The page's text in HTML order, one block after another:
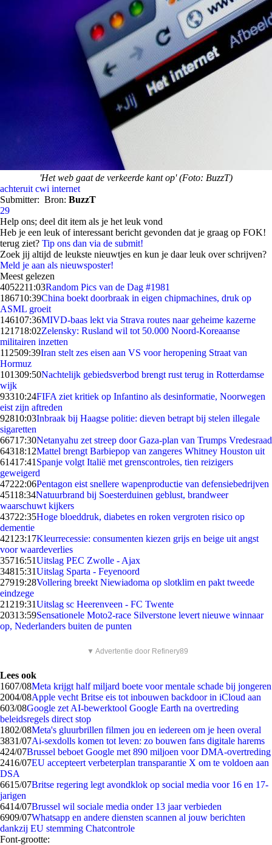
'Het web gaat de verkeerde kant op' (Foto: BuzzT)
achteruit cwi internet
Submitter: Bron: BuzzT
29
Help ons; deel dit item als je het leuk vond
Heb je een leuk of interessant bericht gevonden dat je graag op FOK!
terug ziet? Tip ons dan via de submit!
Zoek jij altijd de leukste nieuwtjes en kun je daar leuk over schrijven?
Meld je aan als nieuwsposter!
Meest gelezen
4052211:03Random Pics van de Dag #1981
186710:39China boekt doorbraak in eigen chipmachines, druk op
ASML groeit
146107:36MIVD-baas lekt via Strava routes naar geheime kazerne
121718:02Zelensky: Rusland wil tot 50.000 Noord-Koreaanse
militairen inzetten
112509:39Iran stelt zes eisen aan VS voor heropening Straat van
Hormuz
101309:50Nachtelijk gebiedsverbod brengt rust terug in Rotterdamse
wijk
93310:24FIFA ziet kritiek op Infantino als desinformatie, Noorwegen
eist zijn aftreden
92810:03Inbraak bij Haagse politie: dieven betrapt bij stelen illegale
sigaretten
66717:30Netanyahu zet streep door Gaza-plan van Trumps Vredesraad
64318:12Mattel brengt Barbiepop van zangeres Whitney Houston uit
61417:41 Spanje volgt Italië met grenscontroles, tien reizigers
geweigerd
47222:06Pentagon eist snellere wapenproductie van defensiebedrijven
45118:34Natuurbrand bij Soesterduinen geblust, brandweer
waarschuwt kijkers
43722:35Hoge bloeddruk, diabetes en roken vergroten risico op
dementie
421 23:17Kleurrecessie: consumenten kiezen grijs en beige uit angst
voor waardeverlies
35716:51Uitslag PEC Zwolle - Ajax
34815:31Uitslag Sparta - Feyenoord
27919:28Vollering breekt Niewiadoma op slotklim en pakt tweede
eindzege
21219:31Uitslag sc Heerenveen - FC Twente
20313:59Sensationele Moto2-race Silverstone levert nieuwe winnaar
op, Nederlanders buiten de punten
▼ Advertentie door Refinery89
Lees ook
1607/08Meta krijgt half miljard boete voor mentale schade bij jongeren
2004/08Apple vecht Britse eis tot inbouwen backdoor in iCloud aan
603/08Google zet AI-bewerktool Google Earth na overtreding
beleidsregels direct stop
1802/08Meta's gluurbrillen filmen jou en iedereen om je heen overal
3831/07Ai-sexdolls komen tot leven: zo bouwen fans digitale harems
424/07Brussel beboet Google met 890 miljoen voor DMA-overtreding
2416/07EU accepteert verbeterplan transparantie X om te voldoen aan
DSA
6615/07Britse regering legt avondklok op social media voor 16 en 17-
jarigen
6414/07Brussel wil sociale media onder 13 jaar verbieden
6909/07Whatsapp en andere diensten scannen al jouw berichten
dankzij EU stemming Chatcontrole
Font-grootte: